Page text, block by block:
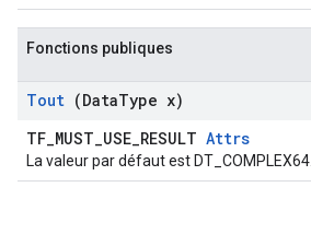
Fonctions publiques
Tout (DataType x)
TF_MUST_USE_RESULT Attrs
La valeur par défaut est DT_COMPLEX64.